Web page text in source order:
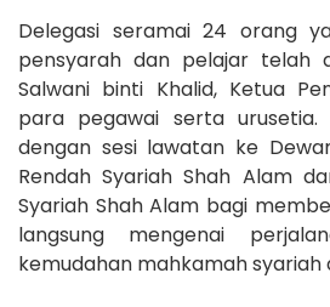
Delegasi seramai 24 orang
pensyarah dan pelajar telah
Salwani binti Khalid, Ketua
para pegawai serta urusetia.
dengan sesi lawatan ke
Rendah Syariah Shah Alam
Syariah Shah Alam bagi
langsung mengenai
kemudahan mahkamah syariah